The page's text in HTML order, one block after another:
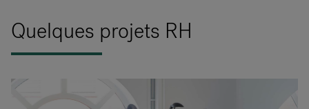
Quelques projets RH